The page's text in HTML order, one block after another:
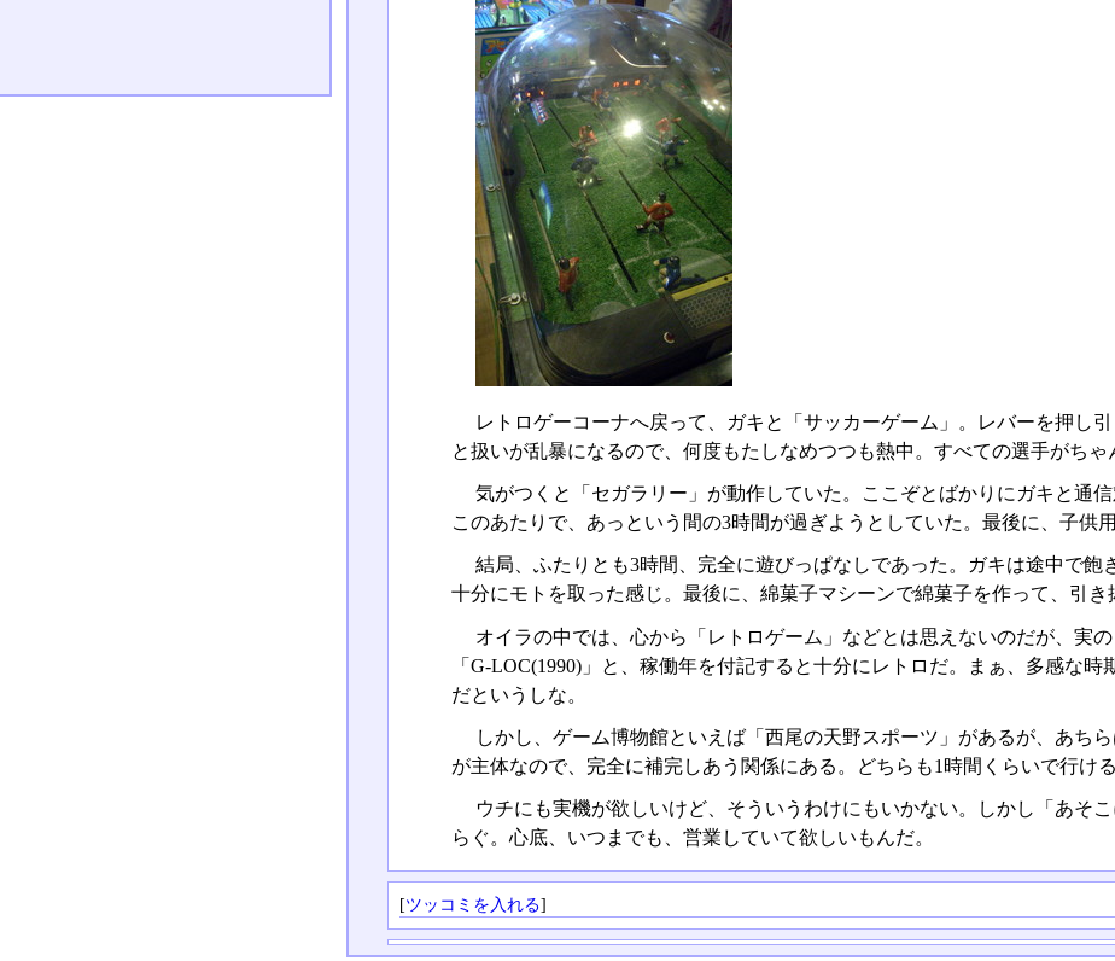
レトロゲーコーナへ戻って、ガキと「サッカーゲーム」。レバーを押し
と扱いが乱暴になるので、何度もたしなめつつも熱中。すべての選手がちゃ
気がつくと「セガラリー」が動作していた。ここぞとばかりにガキと通
このあたりで、あっという間の3時間が過ぎようとしていた。最後に、子供
結局、ふたりとも3時間、完全に遊びっぱなしであった。ガキは途中で飽
十分にモトを取った感じ。最後に、綿菓子マシーンで綿菓子を作って、引き
オイラの中では、心から「レトロゲーム」などとは思えないのだが、実の
「G-LOC(1990)」と、稼働年を付記すると十分にレトロだ。まぁ、多感な
だというしな。
しかし、ゲーム博物館といえば「西尾の天野スポーツ」があるが、あち
が主体なので、完全に補完しあう関係にある。どちらも1時間くらいで行け
ウチにも実機が欲しいけど、そういうわけにもいかない。しかし「あそ
らぐ。心底、いつまでも、営業していて欲しいもんだ。
[ツッコミを入れる]